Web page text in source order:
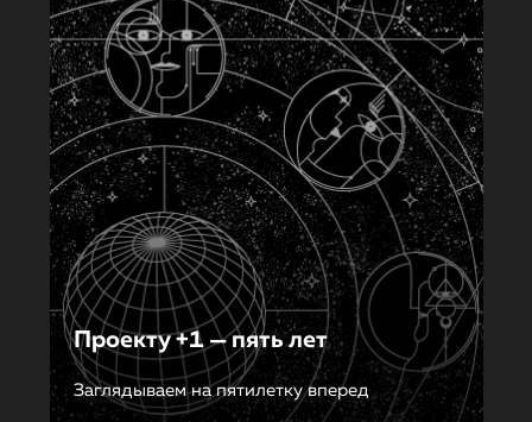
Проекту +1 — пять лет
Заглядываем на пятилетку вперед